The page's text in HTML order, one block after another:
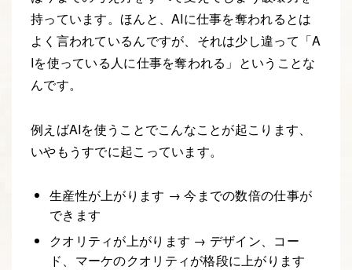
持っています。ほんと、AIに仕事を奪われるとは
よく言われているんですが、それは少し違って「A
Iを使っている人に仕事を奪われる」ということな
んです。
例えばAIを使うことでこんなことが起こります、
いやもうすでに起こっています。
生産性が上がります → 今までの数倍の仕事が
できます
クオリティが上がります → デザイン、コー
ド、マーケのクオリティが格段に上がります